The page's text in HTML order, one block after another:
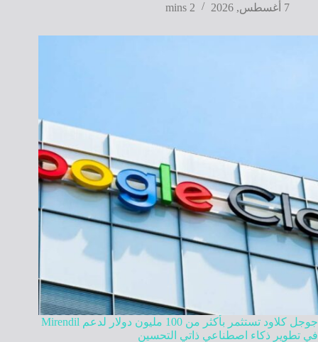
7 أغسطس, 2026
2 mins
جوجل كلاود تستثمر بأكثر من 100 مليون دولار لدعم Mirendil
في تطوير ذكاء اصطناعي ذاتي التحسين